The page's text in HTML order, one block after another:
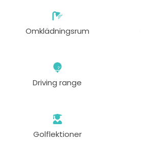
Omklädningsrum
Driving range
Golflektioner